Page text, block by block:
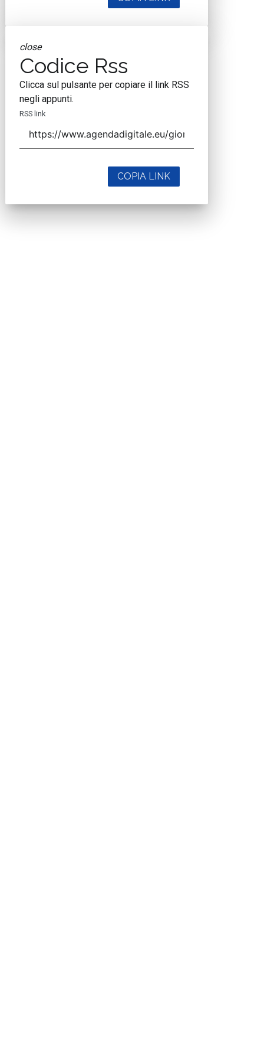
close
Codice Rss
Clicca sul pulsante per copiare il link RSS
negli appunti.
RSS link
COPIA LINK